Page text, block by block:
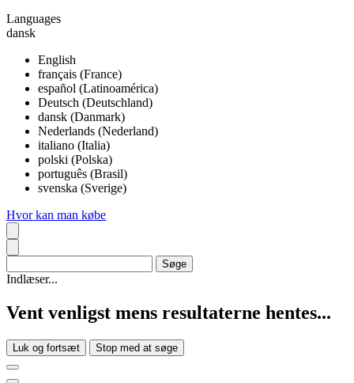
Languages
dansk
English
français (France)
español (Latinoamérica)
Deutsch (Deutschland)
dansk (Danmark)
Nederlands (Nederland)
italiano (Italia)
polski (Polska)
português (Brasil)
svenska (Sverige)
Hvor kan man købe
Indlæser...
Vent venligst mens resultaterne hentes...
Luk og fortsæt Stop med at søge